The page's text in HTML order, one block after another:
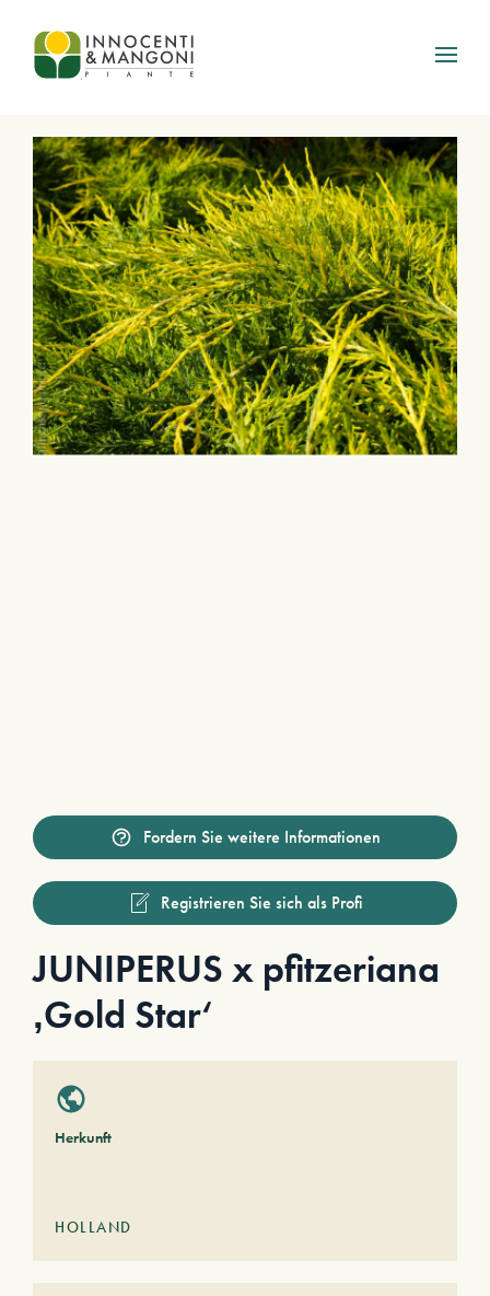
Skip to main content
Fordern Sie weitere Informationen
Registrieren Sie sich als Profi
JUNIPERUS x pfitzeriana
‚Gold Star‘
Herkunft
HOLLAND